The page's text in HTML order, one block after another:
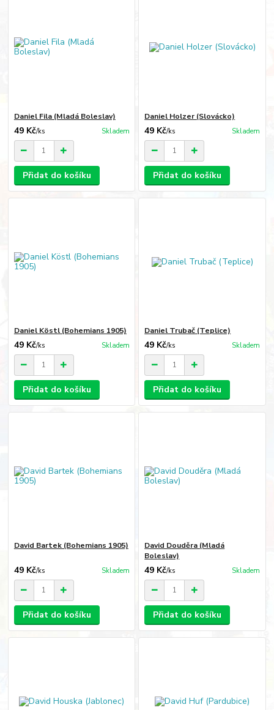
Daniel Fila (Mladá Boleslav)
49 Kč/ks Skladem
Přidat do košíku
Daniel Holzer (Slovácko)
49 Kč/ks Skladem
Přidat do košíku
Daniel Köstl (Bohemians 1905)
49 Kč/ks Skladem
Přidat do košíku
Daniel Trubač (Teplice)
49 Kč/ks Skladem
Přidat do košíku
David Bartek (Bohemians 1905)
49 Kč/ks Skladem
Přidat do košíku
David Douděra (Mladá
Boleslav)
49 Kč/ks Skladem
Přidat do košíku